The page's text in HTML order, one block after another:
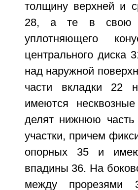
толщину верхней и
28, а те в свою
уплотняющего
центрального диска
над наружной
части вкладки 22
имеются
делят нижнюю
участки, причем
опорных 35 и
впадины 36. На
между прорезями